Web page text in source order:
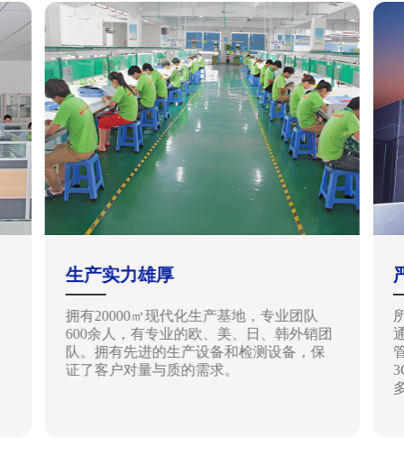
生产实力雄厚
拥有20000㎡现代化生产基地，专业团队
600余人，有专业的欧、美、日、韩外销团
队。拥有先进的生产设备和检测设备，保
证了客户对量与质的需求。